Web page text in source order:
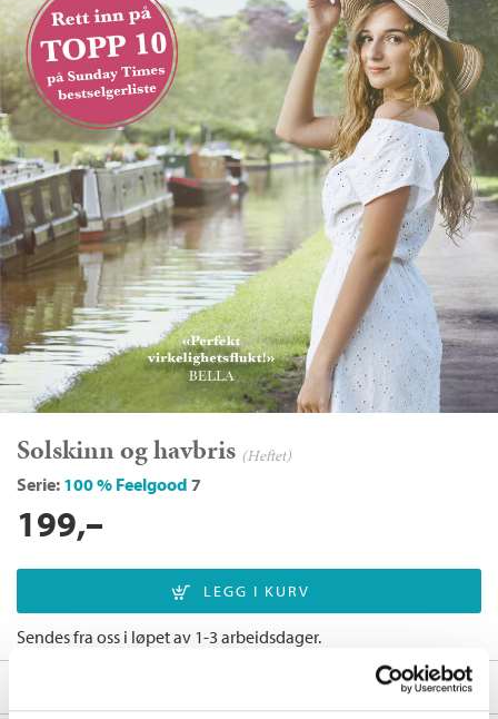
Solskinn og havbris (Heftet)
Serie: 100 % Feelgood 7
199,–
Sendes fra oss i løpet av 1-3 arbeidsdager.